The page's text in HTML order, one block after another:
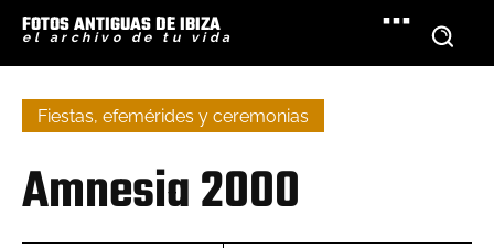
FOTOS ANTIGUAS DE IBIZA
el archivo de tu vida
Fiestas, efemérides y ceremonias
Amnesia 2000